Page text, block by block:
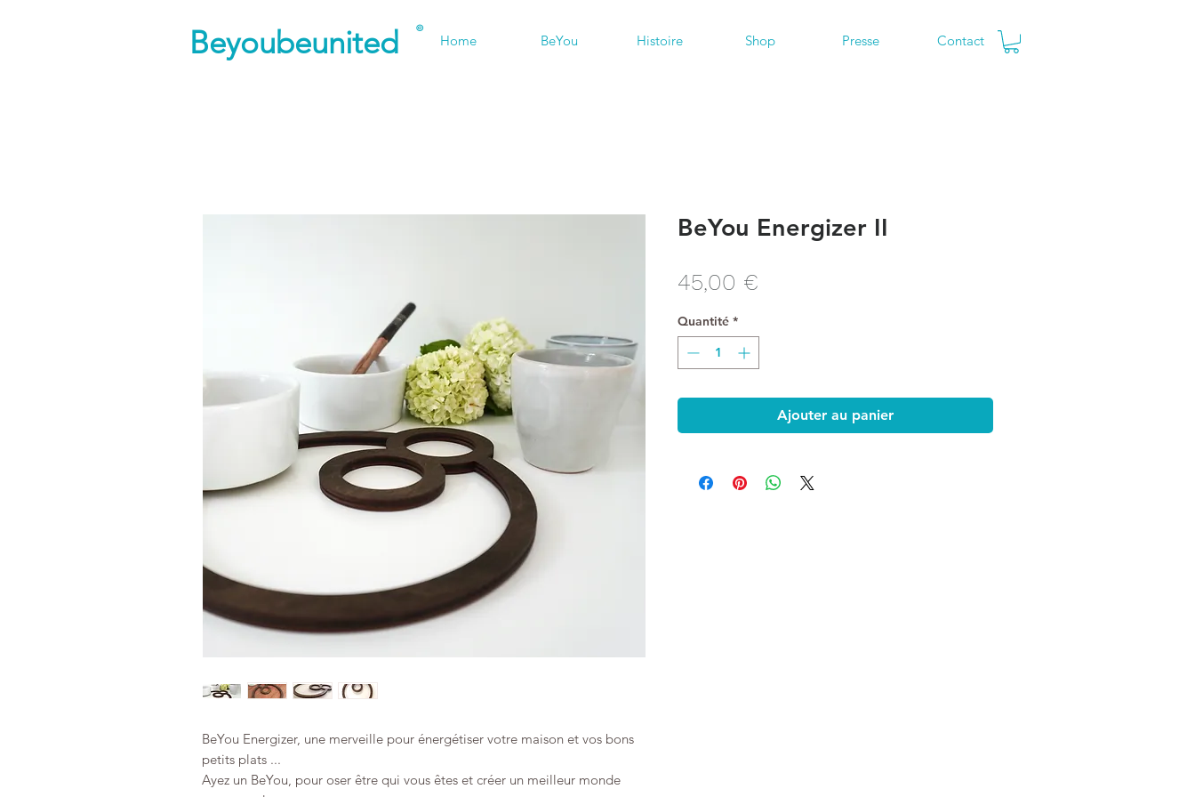
©
Home BeYou Histoire Shop Presse Contact
Beyoubeunited
BeYou Energizer, une merveille pour énergétiser votre maison et vos bons
petits plats ...
Ayez un BeYou, pour oser être qui vous êtes et créer un meilleur monde
BeYou Energizer II
45,00 €
Quantité *
Ajouter au panier